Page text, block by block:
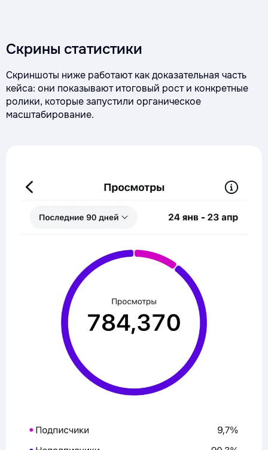
Скрины статистики
Скриншоты ниже работают как доказательная часть
кейса: они показывают итоговый рост и конкретные
ролики, которые запустили органическое
масштабирование.